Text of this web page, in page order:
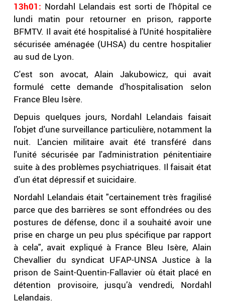
13h01: Nordahl Lelandais est sorti de l'hôpital ce
lundi matin pour retourner en prison, rapporte
BFMTV. Il avait été hospitalisé à l'Unité hospitalière
sécurisée aménagée (UHSA) du centre hospitalier
au sud de Lyon.
C'est son avocat, Alain Jakubowicz, qui avait
formulé cette demande d'hospitalisation selon
France Bleu Isère.
Depuis quelques jours, Nordahl Lelandais faisait
l'objet d'une surveillance particulière, notamment la
nuit. L'ancien militaire avait été transféré dans
l'unité sécurisée par l'administration pénitentiaire
suite à des problèmes psychiatriques. Il faisait état
d'un état dépressif et suicidaire.
Nordahl Lelandais était "certainement très fragilisé
parce que des barrières se sont effondrées ou des
postures de défense, donc il a souhaité avoir une
prise en charge un peu plus spécifique par rapport
à cela", avait expliqué à France Bleu Isère, Alain
Chevallier du syndicat UFAP-UNSA Justice à la
prison de Saint-Quentin-Fallavier où était placé en
détention provisoire, jusqu’à vendredi, Nordahl
Lelandais.